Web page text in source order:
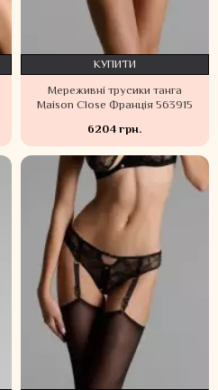
Мереживні трусики танга
Maison Close Франція 563915
6204 грн.
КУПИТИ